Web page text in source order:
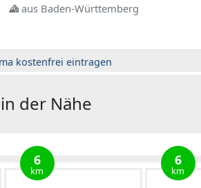
aus Baden-Württemberg
kostenfrei eintragen
der Nähe
6
km
6
km